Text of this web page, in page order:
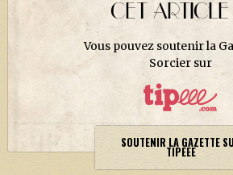
CET ARTICLE
Vous pouvez soutenir la
Sorcier sur
SOUTENIR LA GAZETTE
TIPEEE